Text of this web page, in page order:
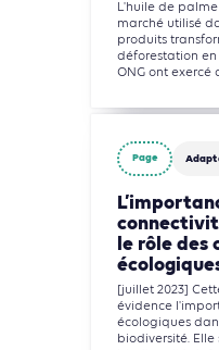
L'huile de
marché utilisé
produits
déforestation en
ONG ont exercé
Page
le rôle des
[juillet 2023]
évidence
écologiques
biodiversité.